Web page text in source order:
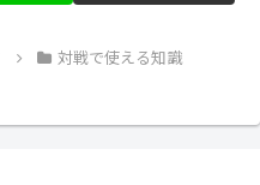
対戦で使える知識